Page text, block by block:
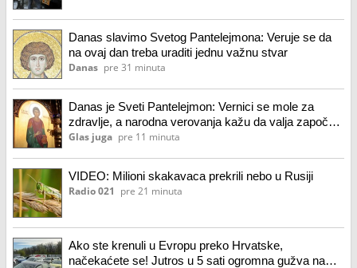
Danas slavimo Svetog Pantelejmona: Veruje se da
na ovaj dan treba uraditi jednu važnu stvar
Danas pre 31 minuta
Danas je Sveti Pantelejmon: Vernici se mole za
zdravlje, a narodna verovanja kažu da valja započeti
novi posao
Glas juga pre 11 minuta
VIDEO: Milioni skakavaca prekrili nebo u Rusiji
Radio 021 pre 21 minuta
Ako ste krenuli u Evropu preko Hrvatske,
načekaćete se! Jutros u 5 sati ogromna gužva na